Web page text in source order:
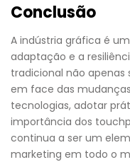
Conclusão
A indústria gráfica é
adaptação e a
tradicional não
em face das
tecnologias, adotar
importância dos
continua a ser um
marketing em todo o